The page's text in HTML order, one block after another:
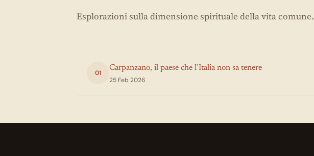
Esplorazioni sulla dimensione spirituale della vita comune.
01
Carpanzano, il paese che l’Italia non sa tenere
25 Feb 2026